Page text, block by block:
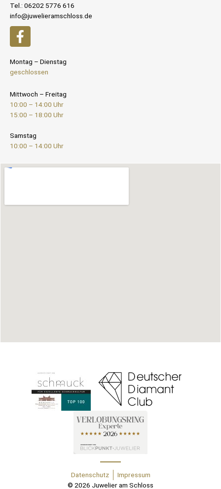
Tel.: 06202 5776 616
info@juwelieramschloss.de
Montag – Dienstag
geschlossen
Mittwoch – Freitag
10:00 – 14:00 Uhr
15:00 – 18:00 Uhr
Samstag
10:00 – 14:00 Uhr
Datenschutz
Impressum
© 2026 Juwelier am Schloss